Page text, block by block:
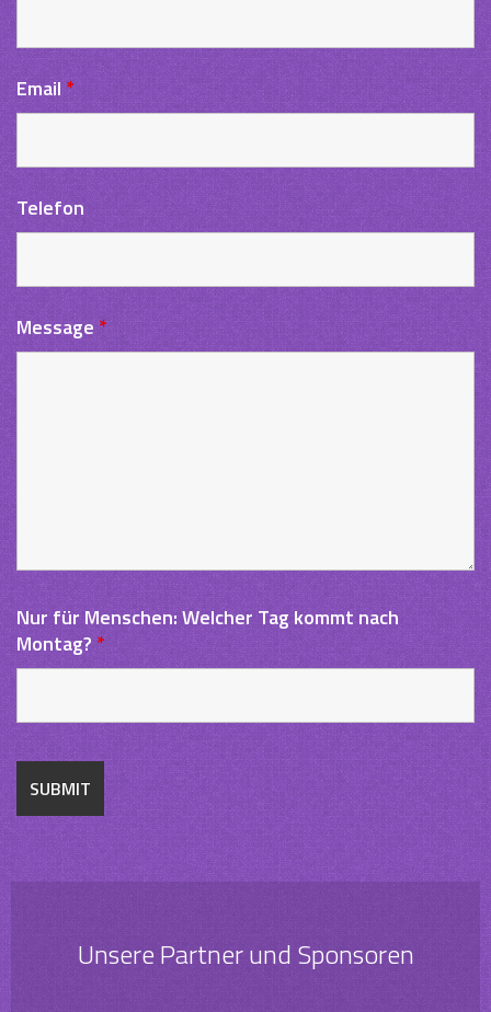
Email*
Telefon
Message*
Nur für Menschen: Welcher Tag kommt nach
Montag? *
Unsere Partner und Sponsoren